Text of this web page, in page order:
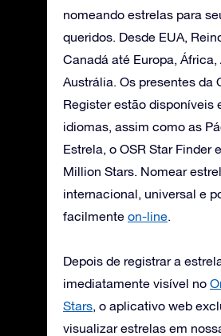
nomeando estrelas para
queridos. Desde EUA,
Canadá até Europa, África,
Austrália. Os presentes da
Register estão disponíveis
idiomas, assim como as
Estrela, o OSR Star Finder
Million Stars. Nomear
internacional, universal e
facilmente on-line.
Depois de registrar a
imediatamente visível no
Stars, o aplicativo web
visualizar estrelas em